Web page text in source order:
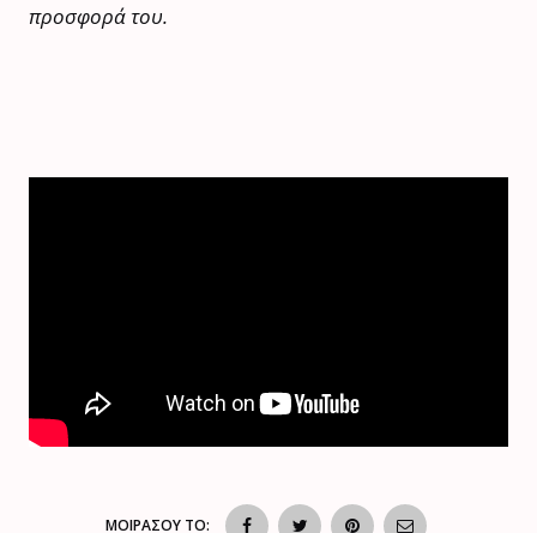
προσφορά του.
ΜΟΙΡΑΣΟΥ ΤΟ: